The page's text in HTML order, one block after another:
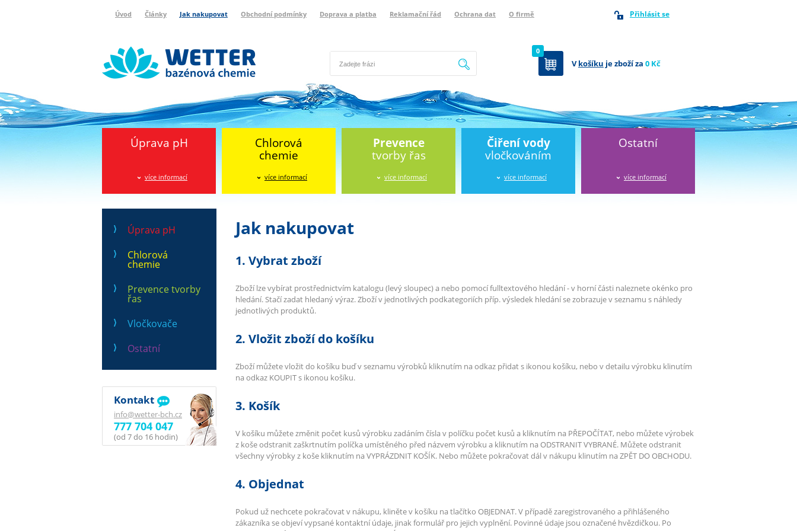
Úvod Články Jak nakupovat Obchodní podmínky Doprava a platba Reklamační řád Ochrana dat O firmě Přihlásit se
Hledat
Vkošíku je zboží za 0 Kč
0
Úprava pH
více informací
Chlorová
chemie
více informací
Prevence
tvorby řas
více informací
Čiření vody
vločkováním
více informací
Ostatní
více informací
Úprava pH
Chlorová
chemie
Prevence tvorby
řas
Vločkovače
Ostatní
Kontakt
info@wetter-bch.cz
777 704 047
(od 7 do 16 hodin)
Jak nakupovat
1. Vybrat zboží
Zboží lze vybírat prostřednictvím katalogu (levý sloupec) a nebo pomocí fulltextového hledání - v horní části naleznete okénko pro
hledání. Stačí zadat hledaný výraz. Zboží v jednotlivých podkategoriích příp. výsledek hledání se zobrazuje v seznamu s náhledy
jednotlivých produktů.
2. Vložit zboží do košíku
Zboží můžete vložit do košíku buď v seznamu výrobků kliknutím na odkaz přidat s ikonou košíku, nebo v detailu výrobku klinutím
na odkaz KOUPIT s ikonou košíku.
3. Košík
V košíku můžete změnit počet kusů výrobku zadáním čísla v políčku počet kusů a kliknutím na PŘEPOČÍTAT, nebo můžete výrobek
z koše odstranit zaškrtnutím políčka umístěného před názvem výrobku a kliknutím na ODSTRANIT VYBRANÉ. Můžete odstranit
všechny výrobky z koše kliknutím na VYPRÁZDNIT KOŠÍK. Nebo můžete pokračovat dál v nákupu klinutím na ZPĚT DO OBCHODU.
4. Objednat
Pokud už nechcete pokračovat v nákupu, kliněte v košíku na tlačítko OBJEDNAT. V případě zaregistrovaného a přihlášeného
zákazníka se objeví vypsané kontaktní údaje, jinak formulář pro jejich vyplnění. Povinné údaje jsou označené hvězdičkou. Po